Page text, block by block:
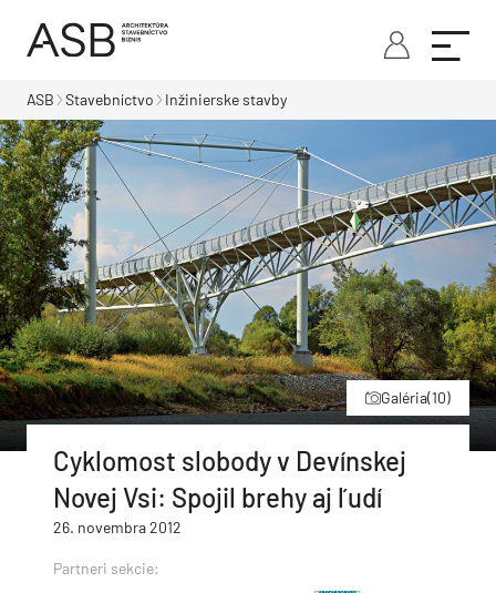
ASB Stavebníctvo Inžinierske stavby
Galéria(10)
Cyklomost slobody v Devínskej
Novej Vsi: Spojil brehy aj ľudí
26. novembra 2012
Partneri sekcie: